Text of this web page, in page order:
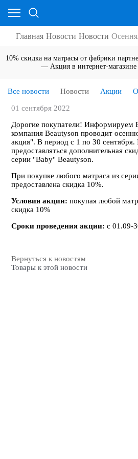
Главная Новости Новости
10% скидка на матрасы от фабрики
— Акция в интернет-
Все новости Новости Акции
01 сентября 2022
Дорогие покупатели! Информируем
компания Beautyson проводит
акция". В период с 1 по 30 сентября.
предоставляться дополнительная
серии "Baby" Beautyson.
При покупке любого матраса из
предоставлена скидка 10%.
Условия акции: покупая любой
скидка 10%
Сроки проведения акции: с 01.09-
Вернуться к новостям
Товары к этой новости